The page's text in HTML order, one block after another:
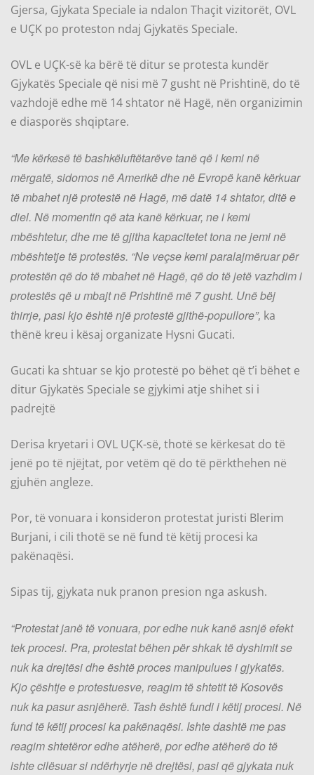
Gjersa, Gjykata Speciale ia ndalon Thaçit vizitorët, OVL
e UÇK po proteston ndaj Gjykatës Speciale.
OVL e UÇK-së ka bërë të ditur se protesta kundër
Gjykatës Speciale që nisi më 7 gusht në Prishtinë, do të
vazhdojë edhe më 14 shtator në Hagë, nën organizimin
e diasporës shqiptare.
“Me kërkesë të bashkëluftëtarëve tanë që i kemi në
mërgatë, sidomos në Amerikë dhe në Evropë kanë kërkuar
të mbahet një protestë në Hagë, më datë 14 shtator, ditë e
diel. Në momentin që ata kanë kërkuar, ne i kemi
mbështetur, dhe me të gjitha kapacitetet tona ne jemi në
mbështetje të protestës. “Ne veçse kemi paralajmëruar për
protestën që do të mbahet në Hagë, që do të jetë vazhdim i
protestës që u mbajt në Prishtinë më 7 gusht. Unë bëj
thirrje, pasi kjo është një protestë gjithë-popullore”, ka
thënë kreu i kësaj organizate Hysni Gucati.
Gucati ka shtuar se kjo protestë po bëhet që t’i bëhet e
ditur Gjykatës Speciale se gjykimi atje shihet si i
padrejtë
Derisa kryetari i OVL UÇK-së, thotë se kërkesat do të
jenë po të njëjtat, por vetëm që do të përkthehen në
gjuhën angleze.
Por, të vonuara i konsideron protestat juristi Blerim
Burjani, i cili thotë se në fund të këtij procesi ka
pakënaqësi.
Sipas tij, gjykata nuk pranon presion nga askush.
“Protestat janë të vonuara, por edhe nuk kanë asnjë efekt
tek procesi. Pra, protestat bëhen për shkak të dyshimit se
nuk ka drejtësi dhe është proces manipulues i gjykatës.
Kjo çështje e protestuesve, reagim të shtetit të Kosovës
nuk ka pasur asnjëherë. Tash është fundi i këtij procesi. Në
fund të këtij procesi ka pakënaqësi. Ishte dashtë me pas
reagim shtetëror edhe atëherë, por edhe atëherë do të
ishte cilësuar si ndërhyrje në drejtësi, pasi që gjykata nuk